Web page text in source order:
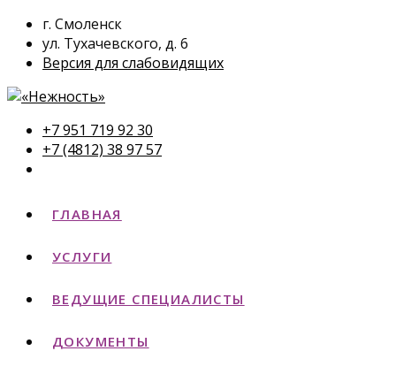
г. Смоленск
ул. Тухачевского, д. 6
Версия для слабовидящих
+7 951 719 92 30
+7 (4812) 38 97 57
ГЛАВНАЯ
УСЛУГИ
ВЕДУЩИЕ СПЕЦИАЛИСТЫ
ДОКУМЕНТЫ